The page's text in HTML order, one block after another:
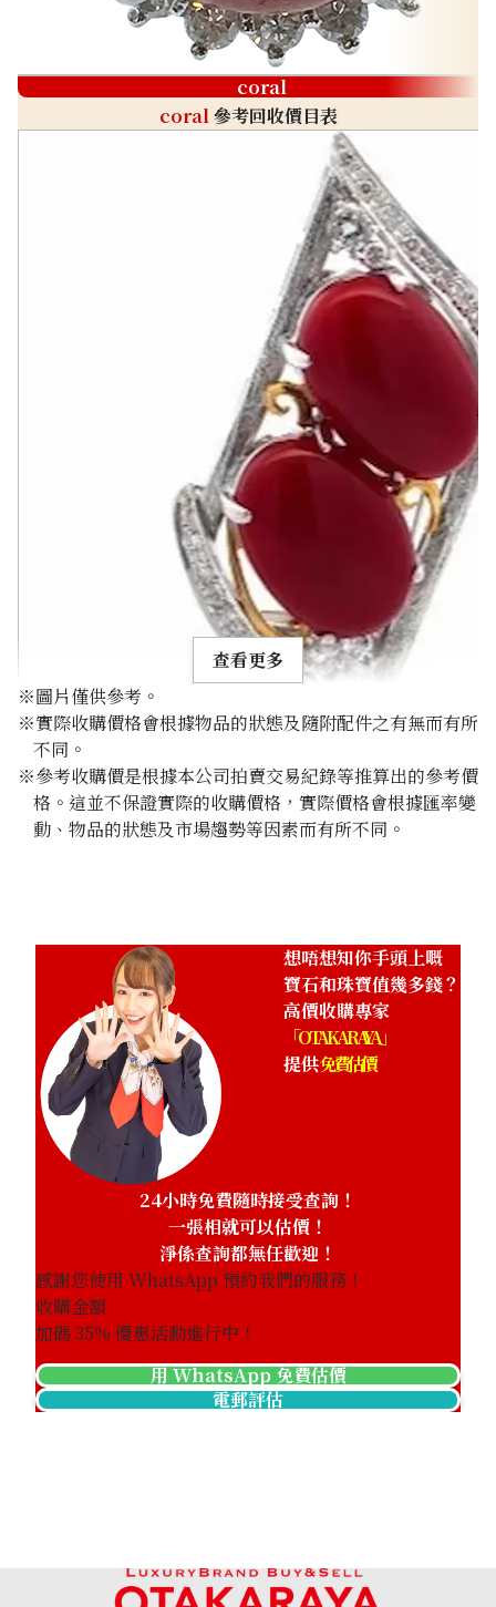
coral
coral參考回收價目表
coral brooch
參考回收價
coral brooch
參考回收價
查看更多
※圖片僅供參考。
※實際收購價格會根據物品的狀態及隨附配件之有無而有所
不同。
※參考收購價是根據本公司拍賣交易紀錄等推算出的參考價
格。這並不保證實際的收購價格，實際價格會根據匯率變
動、物品的狀態及市場趨勢等因素而有所不同。
想唔想知你手頭上嘅
寶石和珠寶值幾多錢？
高價收購專家
「OTAKARAYA」
提供免費估價
24小時免費隨時接受查詢！
一張相就可以估價！
淨係查詢都無任歡迎！
感謝您使用 WhatsApp 預約我們的服務！
收購金額
加碼35% 優惠活動進行中！
用 WhatsApp 免費估價
電郵評估